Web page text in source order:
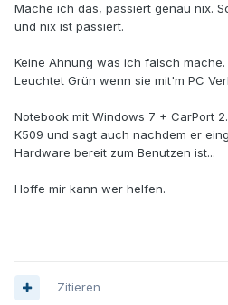
Mache ich das, passiert genau nix.
und nix ist passiert.
Keine Ahnung was ich falsch mache.
Leuchtet Grün wenn sie mit'm PC
Notebook mit Windows 7 + CarPort
K509 und sagt auch nachdem er
Hardware bereit zum Benutzen ist...
Hoffe mir kann wer helfen.
Zitieren